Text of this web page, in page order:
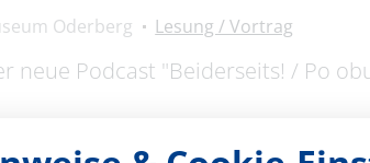
Oderberg Lesung / Vortrag
neue Podcast "Beiderseits! / Po